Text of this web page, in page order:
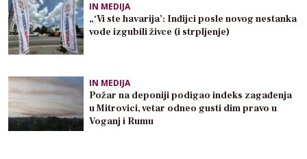
IN MEDIJA
„‘Vi ste havarija’: Inđijci posle novog nestanka
vode izgubili živce (i strpljenje)
IN MEDIJA
Požar na deponiji podigao indeks zagađenja
u Mitrovici, vetar odneo gusti dim pravo u
Voganj i Rumu